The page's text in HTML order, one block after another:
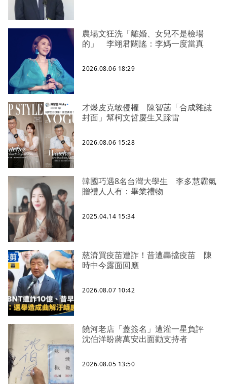
農場文狂洗「離婚、女兒不是檢場
的」 李翊君闢謠：李媽一度當真
2026.08.06 18:29
才爆皮克敏侵權 陳智菡「合成雜誌
封面」幫柯文哲慶生又踩雷
2026.08.06 15:28
韓國巧遇8名台灣大學生 李多慧霸氣
贈禮人人有：畢業禮物
2025.04.14 15:34
慈濟買疫苗遭詐！昔遭轟擋疫苗 陳
時中今露面回應
2026.08.07 10:42
饒河老店「蓋簽名」遭灌一星負評
沈伯洋盼蔣萬安出面勸支持者
2026.08.05 13:50